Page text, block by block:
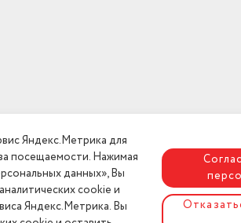
Яндекс.Метрика для
посещаемости. Нажимая
данных», Вы
cookie и
Яндекс.Метрика. Вы